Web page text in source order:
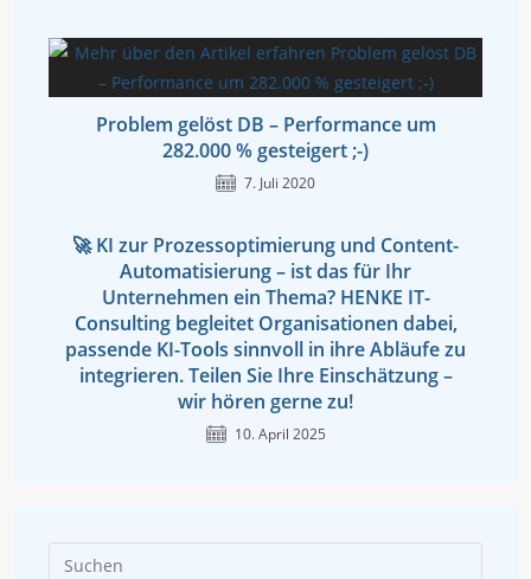
Problem gelöst DB – Performance um
282.000 % gesteigert ;-)
7. Juli 2020
🚀 KI zur Prozessoptimierung und Content-
Automatisierung – ist das für Ihr
Unternehmen ein Thema? HENKE IT-
Consulting begleitet Organisationen dabei,
passende KI-Tools sinnvoll in ihre Abläufe zu
integrieren. Teilen Sie Ihre Einschätzung –
wir hören gerne zu!
10. April 2025